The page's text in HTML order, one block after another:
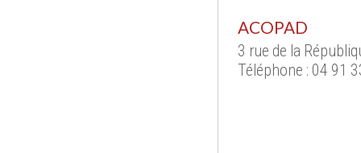
ACOPAD
3 rue de la
Téléphone : 04 91